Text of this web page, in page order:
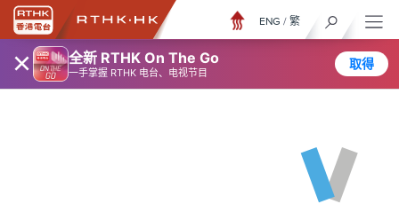
× 全新 RTHK On The Go
一手掌握 RTHK 电台、电视节目
取得
ENG / 繁